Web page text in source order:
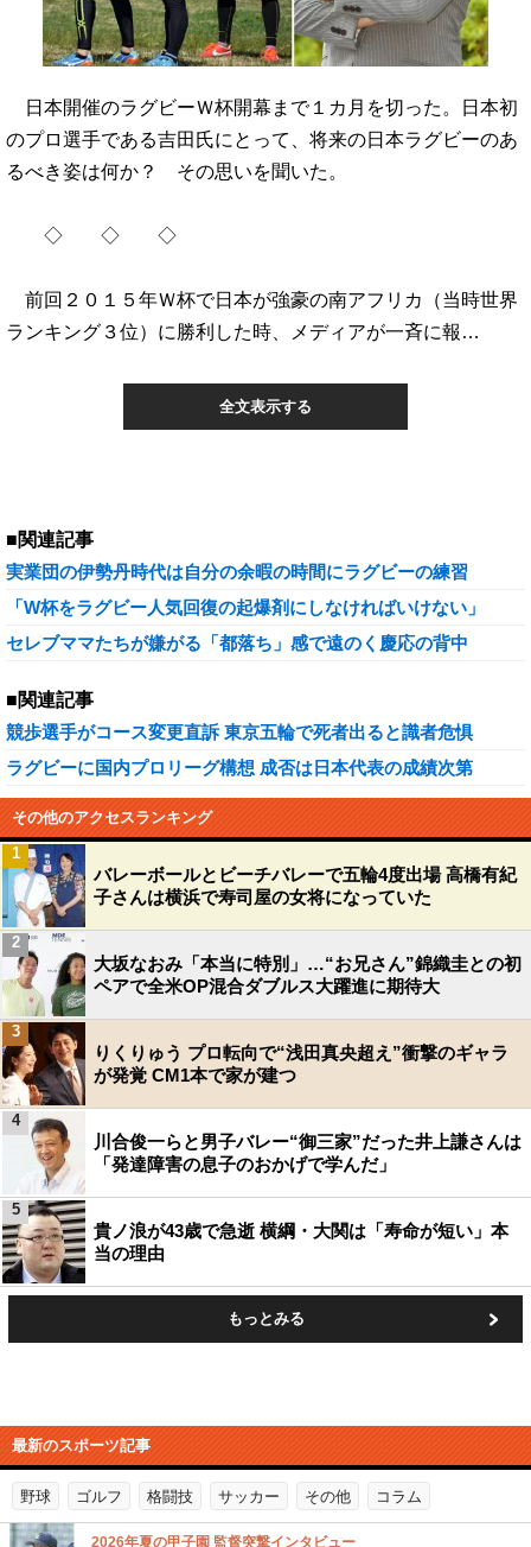
日本開催のラグビーＷ杯開幕まで１カ月を切った。日本初
のプロ選手である吉田氏にとって、将来の日本ラグビーのあ
るべき姿は何か？ その思いを聞いた。
◇ ◇ ◇
前回２０１５年Ｗ杯で日本が強豪の南アフリカ（当時世界
ランキング３位）に勝利した時、メディアが一斉に報…
全文表示する
■関連記事
実業団の伊勢丹時代は自分の余暇の時間にラグビーの練習
「W杯をラグビー人気回復の起爆剤にしなければいけない」
セレブママたちが嫌がる「都落ち」感で遠のく慶応の背中
■関連記事
競歩選手がコース変更直訴 東京五輪で死者出ると識者危惧
ラグビーに国内プロリーグ構想 成否は日本代表の成績次第
その他のアクセスランキング
バレーボールとビーチバレーで五輪4度出場 高橋有紀
子さんは横浜で寿司屋の女将になっていた
1
大坂なおみ「本当に特別」…“お兄さん”錦織圭との初
ペアで全米OP混合ダブルス大躍進に期待大
2
りくりゅう プロ転向で“浅田真央超え”衝撃のギャラ
が発覚 CM1本で家が建つ
3
川合俊一らと男子バレー“御三家”だった井上謙さんは
「発達障害の息子のおかげで学んだ」
4
貴ノ浪が43歳で急逝 横綱・大関は「寿命が短い」本
当の理由
5
もっとみる
最新のスポーツ記事
野球 ゴルフ 格闘技 サッカー その他 コラム
2026年夏の甲子園 監督突撃インタビュー